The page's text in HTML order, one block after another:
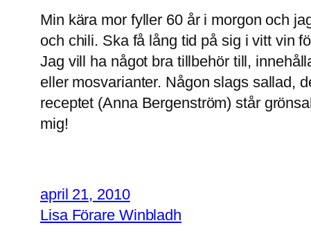
Min kära mor fyller 60 år i morgon och
och chili. Ska få lång tid på sig i vitt vin
Jag vill ha något bra tillbehör till,
eller mosvarianter. Någon slags sallad,
receptet (Anna Bergenström) står
mig!
april 21, 2010
Lisa Förare Winbladh